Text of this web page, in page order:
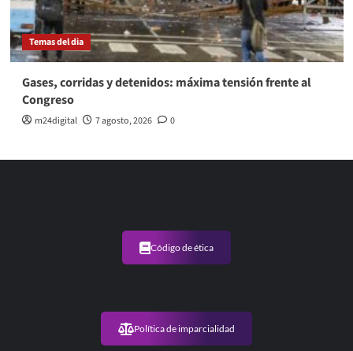
Temas del dia
Gases, corridas y detenidos: máxima tensión frente al
Congreso
m24digital 7 agosto, 2026 0
Código de ética
Política de imparcialidad